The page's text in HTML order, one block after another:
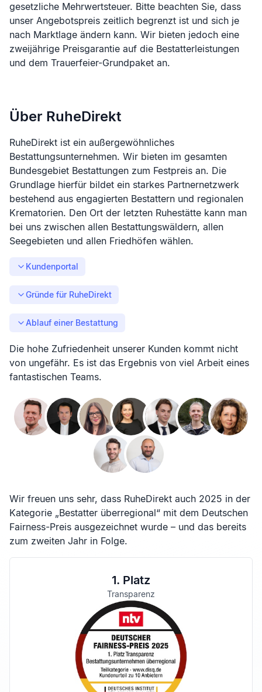
gesetzliche Mehrwertsteuer. Bitte beachten Sie, dass
unser Angebotspreis zeitlich begrenzt ist und sich je
nach Marktlage ändern kann. Wir bieten jedoch eine
zweijährige Preisgarantie auf die Bestatterleistungen
und dem Trauerfeier-Grundpaket an.
Über RuheDirekt
RuheDirekt ist ein außergewöhnliches
Bestattungsunternehmen. Wir bieten im gesamten
Bundesgebiet Bestattungen zum Festpreis an. Die
Grundlage hierfür bildet ein starkes Partnernetzwerk
bestehend aus engagierten Bestattern und regionalen
Krematorien. Den Ort der letzten Ruhestätte kann man
bei uns zwischen allen Bestattungswäldern, allen
Seegebieten und allen Friedhöfen wählen.
Kundenportal
Gründe für RuheDirekt
Ablauf einer Bestattung
Die hohe Zufriedenheit unserer Kunden kommt nicht
von ungefähr. Es ist das Ergebnis von viel Arbeit eines
fantastischen Teams.
Wir freuen uns sehr, dass RuheDirekt auch 2025 in der
Kategorie „Bestatter überregional“ mit dem Deutschen
Fairness-Preis ausgezeichnet wurde – und das bereits
zum zweiten Jahr in Folge.
1. Platz
Transparenz